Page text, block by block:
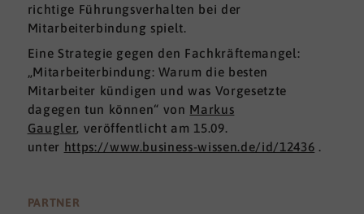
richtige Führungsverhalten bei der
Mitarbeiterbindung spielt.
Eine Strategie gegen den Fachkräftemangel:
„Mitarbeiterbindung: Warum die besten
Mitarbeiter kündigen und was Vorgesetzte
dagegen tun können“ von Markus
Gaugler, veröffentlicht am 15.09.
unter https://www.business-wissen.de/id/12436
PARTNER